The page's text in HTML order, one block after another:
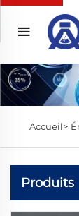
Accueil>
Produits